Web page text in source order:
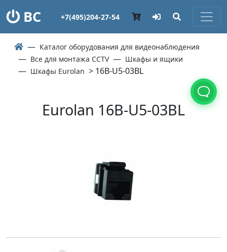
ВС +7(495)204-27-54
Каталог оборудования для видеонаблюдения
Все для монтажа CCTV
Шкафы и ящики
Шкафы Eurolan > 16B-U5-03BL
Eurolan 16B-U5-03BL